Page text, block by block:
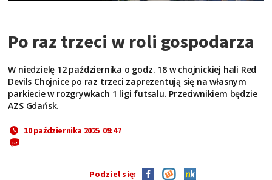
Po raz trzeci w roli gospodarza
W niedzielę 12 października o godz. 18 w chojnickiej hali Red
Devils Chojnice po raz trzeci zaprezentują się na własnym
parkiecie w rozgrywkach 1 ligi futsalu. Przeciwnikiem będzie
AZS Gdańsk.
10 października 2025 09:47
Podziel się: